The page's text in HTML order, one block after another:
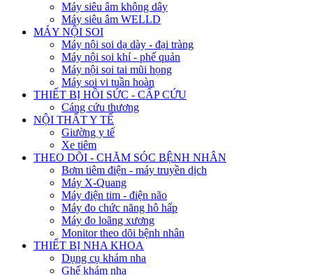
Máy siêu âm không dây
Máy siêu âm WELLD
MÁY NỘI SOI
Máy nội soi dạ dày - đại tràng
Máy nội soi khí - phế quản
Máy nội soi tai mũi họng
Máy soi vi tuần hoàn
THIẾT BỊ HỒI SỨC - CẤP CỨU
Cáng cứu thương
NỘI THẤT Y TẾ
Giường y tế
Xe tiêm
THEO DÕI - CHĂM SÓC BỆNH NHÂN
Bơm tiêm điện - máy truyền dịch
Máy X-Quang
Máy điện tim - điện não
Máy đo chức năng hô hấp
Máy đo loãng xương
Monitor theo dõi bệnh nhân
THIẾT BỊ NHA KHOA
Dụng cụ khám nha
Ghế khám nha